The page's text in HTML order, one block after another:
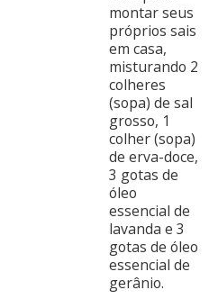
montar seus
próprios sais
em casa,
misturando 2
colheres
(sopa) de sal
grosso, 1
colher (sopa)
de erva-doce,
3 gotas de
óleo
essencial de
lavanda e 3
gotas de óleo
essencial de
gerânio.